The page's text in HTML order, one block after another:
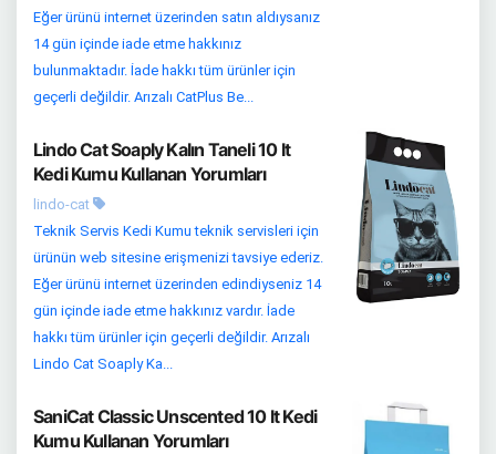
Eğer ürünü internet üzerinden satın aldıysanız
14 gün içinde iade etme hakkınız
bulunmaktadır. İade hakkı tüm ürünler için
geçerli değildir. Arızalı CatPlus Be...
Lindo Cat Soaply Kalın Taneli 10 lt
Kedi Kumu Kullanan Yorumları
lindo-cat
Teknik Servis Kedi Kumu teknik servisleri için
ürünün web sitesine erişmenizi tavsiye ederiz.
Eğer ürünü internet üzerinden edindiyseniz 14
gün içinde iade etme hakkınız vardır. İade
hakkı tüm ürünler için geçerli değildir. Arızalı
Lindo Cat Soaply Ka...
SaniCat Classic Unscented 10 lt Kedi
Kumu Kullanan Yorumları